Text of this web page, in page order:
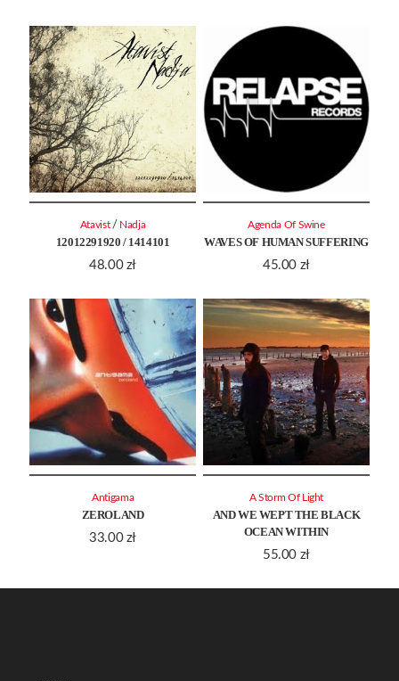
12012291920 / 1414101
48.00 zł
Atavist / Nadja
WAVES OF HUMAN SUFFERING
45.00 zł
Agenda Of Swine
ZEROLAND
33.00 zł
Antigama
AND WE WEPT THE BLACK
OCEAN WITHIN
55.00 zł
A Storm Of Light